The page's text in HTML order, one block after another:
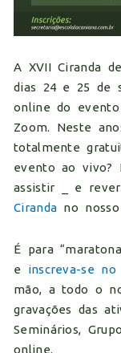
A XVII Ciranda
dias 24 e 25 de
online do
Zoom. Neste
totalmente
evento ao vivo?
assistir _ e
Ciranda no
É para
e inscreva-se no
mão, a todo o
gravações das
Seminários,
online.